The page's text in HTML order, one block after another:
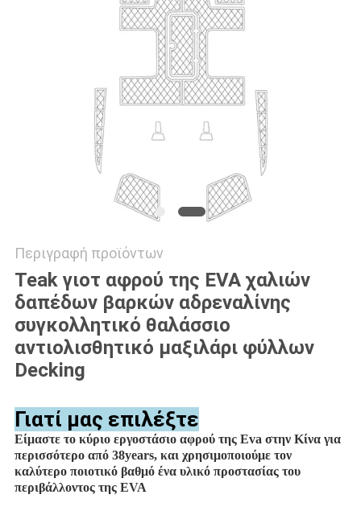
SITEMAP
Περιγραφή προϊόντων
Teak γιοτ αφρού της EVA χαλιών
δαπέδων βαρκών αδρεναλίνης
συγκολλητικό θαλάσσιο
αντιολισθητικό μαξιλάρι φύλλων
Decking
Γιατί μας επιλέξτε
Είμαστε το κύριο εργοστάσιο αφρού της Eva στην Κίνα για
περισσότερο από 38years, και χρησιμοποιούμε τον
καλύτερο ποιοτικό βαθμό ένα υλικό προστασίας του
περιβάλλοντος της EVA